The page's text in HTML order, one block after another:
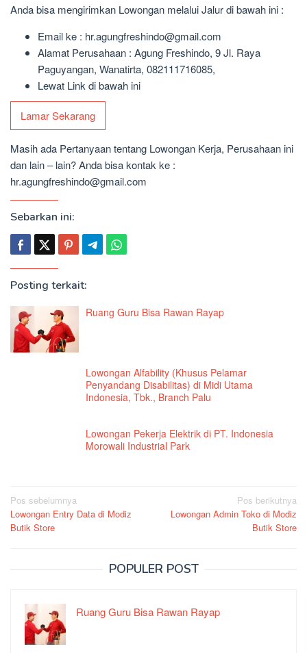
Anda bisa mengirimkan Lowongan melalui Jalur di bawah ini :
Email ke : hr.agungfreshindo@gmail.com
Alamat Perusahaan : Agung Freshindo, 9 Jl. Raya
Paguyangan, Wanatirta, 082111716085,
Lewat Link di bawah ini
Lamar Sekarang
Masih ada Pertanyaan tentang Lowongan Kerja, Perusahaan ini
dan lain – lain? Anda bisa kontak ke :
hr.agungfreshindo@gmail.com
Sebarkan ini:
Posting terkait:
Ruang Guru Bisa Rawan Rayap
Lowongan Alfability (Khusus Pelamar
Penyandang Disabilitas) di Midi Utama
Indonesia, Tbk., Branch Palu
Lowongan Pekerja Elektrik di PT. Indonesia
Morowali Industrial Park
Navigasi
pos
Pos sebelumnya
Lowongan Entry Data di Modiz
Butik Store
Pos berikutnya
Lowongan Admin Toko di Modiz
Butik Store
POPULER POST
Ruang Guru Bisa Rawan Rayap